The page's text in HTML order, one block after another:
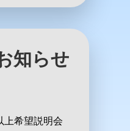
知らせ
上希望説明会